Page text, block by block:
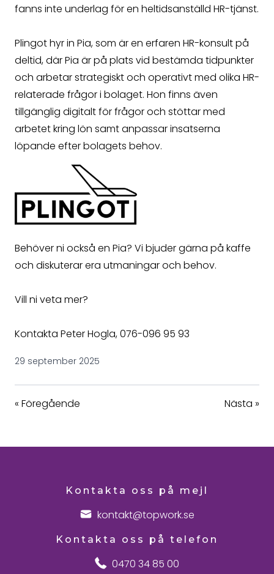
fanns inte underlag för en heltidsanställd HR-tjänst.
Plingot hyr in Pia, som är en erfaren HR-konsult på
deltid, där Pia är på plats vid bestämda tidpunkter
och arbetar strategiskt och operativt med olika HR-
relaterade frågor i bolaget. Hon finns även
tillgänglig digitalt för frågor och stöttar med
arbetet kring lön samt anpassar insatserna
löpande efter bolagets behov.
Behöver ni också en Pia? Vi bjuder gärna på kaffe
och diskuterar era utmaningar och behov.
Vill ni veta mer?
Kontakta Peter Hogla,076-096 95 93
29 september 2025
« Föregående Nästa »
Kontakta oss på mejl
kontakt@topwork.se
Kontakta oss på telefon
0470 34 85 00